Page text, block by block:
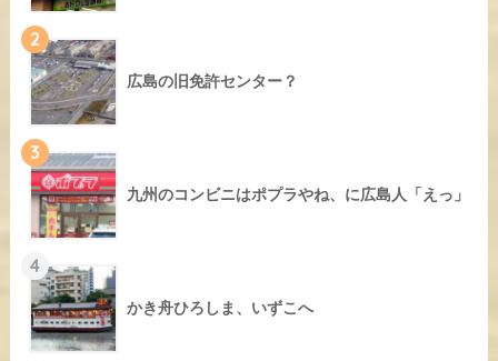
2
広島の旧免許センター？
3
九州のコンビニはポプラやね、に広島人「えっ」
4
かき舟ひろしま、いずこへ